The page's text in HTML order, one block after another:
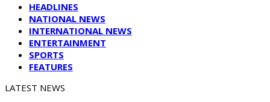
HEADLINES
NATIONAL NEWS
INTERNATIONAL NEWS
ENTERTAINMENT
SPORTS
FEATURES
LATEST NEWS